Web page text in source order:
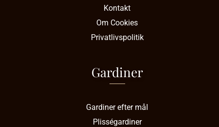
Kontakt
Om Cookies
Privatlivspolitik
Gardiner
Gardiner efter mål
Plisségardiner